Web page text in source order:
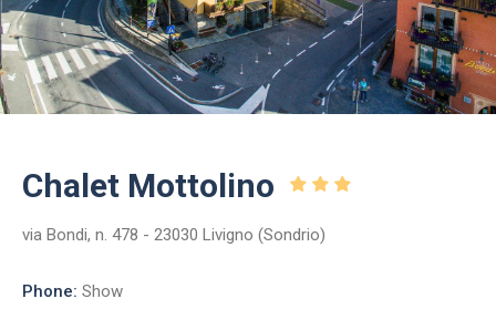
Chalet Mottolino
via Bondi, n. 478 - 23030 Livigno (Sondrio)
Phone: Show